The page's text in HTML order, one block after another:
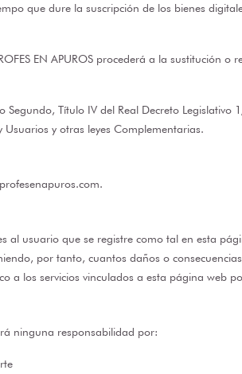
que dure la suscripción de los bienes
EN APUROS procederá a la sustitución
Segundo, Título IV del Real Decreto
y otras leyes Complementarias.
.
al usuario que se registre como tal en esta
por tanto, cuantos daños o
a los servicios vinculados a esta página web
ninguna responsabilidad por: